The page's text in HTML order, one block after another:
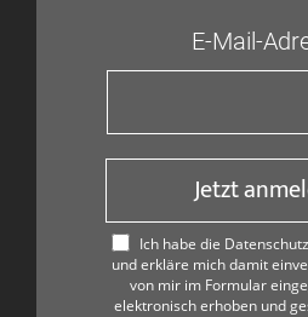
E-Mail-
Jetzt
Ich habe die
und erkläre mich damit
von mir im Formular
elektronisch erhoben und